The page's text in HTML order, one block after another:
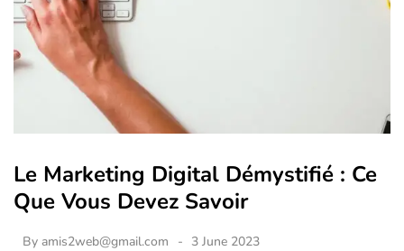
Le Marketing Digital Démystifié : Ce
Que Vous Devez Savoir
By amis2web@gmail.com 3 June 2023